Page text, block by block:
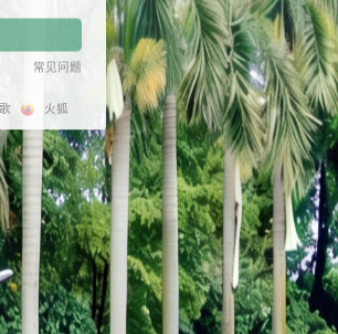
记住密码
登 录
推荐浏览器： Edge